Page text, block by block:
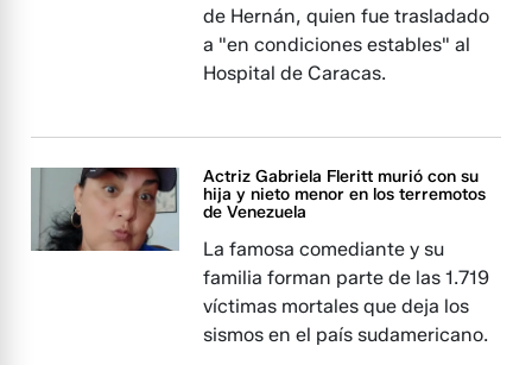
de Hernán, quien fue trasladado
a "en condiciones estables" al
Hospital de Caracas.
Actriz Gabriela Fleritt murió con su
hija y nieto menor en los terremotos
de Venezuela
La famosa comediante y su
familia forman parte de las 1.719
víctimas mortales que deja los
sismos en el país sudamericano.